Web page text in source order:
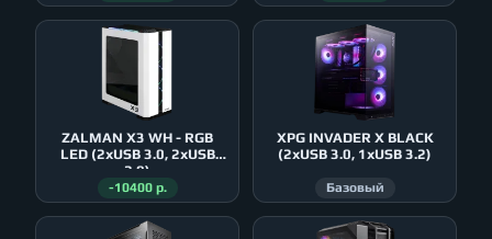
ZALMAN X3 WH - RGB
LED (2xUSB 3.0, 2xUSB
2.0)
-10400 р.
XPG INVADER X BLACK
(2xUSB 3.0, 1xUSB 3.2)
Базовый